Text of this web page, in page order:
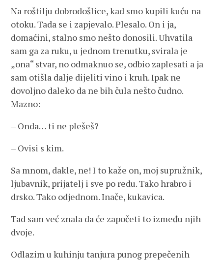
Na roštilju dobrodošlice, kad smo kupili kuću na
otoku. Tada se i zapjevalo. Plesalo. On i ja,
domaćini, stalno smo nešto donosili. Uhvatila
sam ga za ruku, u jednom trenutku, svirala je
„ona“ stvar, no odmaknuo se, odbio zaplesati a ja
sam otišla dalje dijeliti vino i kruh. Ipak ne
dovoljno daleko da ne bih čula nešto čudno.
Mazno:
– Onda… ti ne plešeš?
– Ovisi s kim.
Sa mnom, dakle, ne! I to kaže on, moj supružnik,
ljubavnik, prijatelj i sve po redu. Tako hrabro i
drsko. Tako odjednom. Inače, kukavica.
Tad sam već znala da će započeti to između njih
dvoje.
Odlazim u kuhinju tanjura punog prepečenih